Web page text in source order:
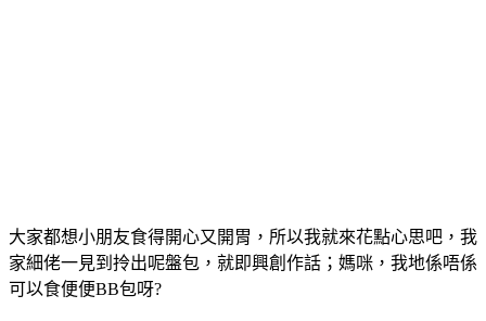
大家都想小朋友食得開心又開胃，所以我就來花點心思吧，我
家細佬一見到拎出呢盤包，就即興創作話；媽咪，我地係唔係
可以食便便BB包呀?